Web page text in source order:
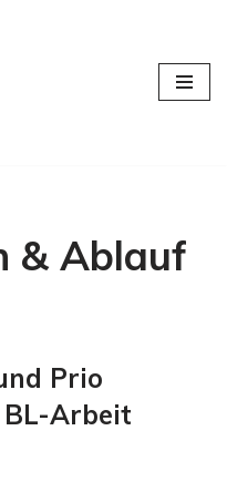
& Ablauf
Prio
BL-Arbeit